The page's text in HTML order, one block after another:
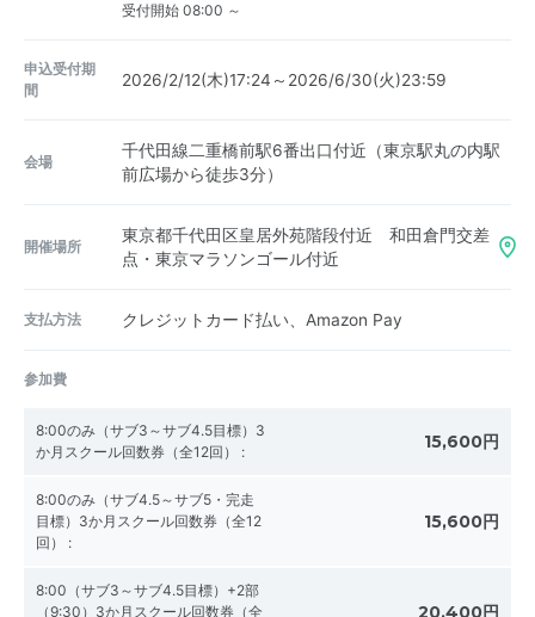
受付開始 08:00 ～
申込受付期
間
2026/2/12(木)17:24～2026/6/30(火)23:59
会場
千代田線二重橋前駅6番出口付近（東京駅丸の内駅
前広場から徒歩3分）
開催場所
東京都千代田区皇居外苑階段付近 和田倉門交差
点・東京マラソンゴール付近
支払方法 クレジットカード払い、Amazon Pay
参加費
8:00のみ（サブ3～サブ4.5目標）3
か月スクール回数券（全12回） : 15,600円
8:00のみ（サブ4.5～サブ5・完走
目標）3か月スクール回数券（全12
回） :
15,600円
8:00（サブ3～サブ4.5目標）+2部
（9:30）3か月スクール回数券（全
20,400円